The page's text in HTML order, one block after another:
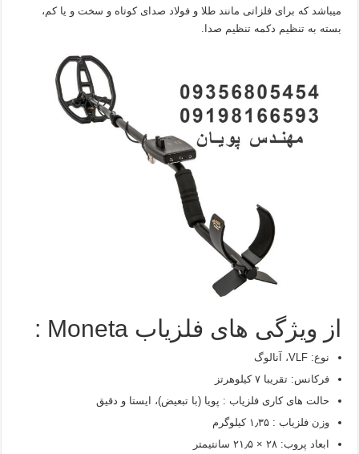
میباشد که برای فلزاتی مانند طلا و فولاد صدای کوتاه و سخت و یا کم،
بسته به تنظیم دکمه تنظیم صدا.
از ویژگی های فلزیاب Moneta :
نوع: VLF، آنالوگ
فرکانس: تقریبا ۷ کیلوهرتز
حالت های کاری فلزیاب : پویا (با تبعیض)، ایستا و دقیق
وزن فلزیاب : ۱٫۳۵ کیلوگرم
ابعاد پروب: ۲۸ × ۲۱٫۵ سانتیمتر